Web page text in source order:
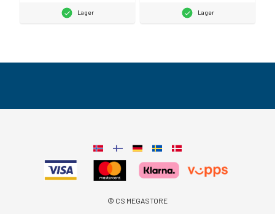
Lager Lager
© CS MEGASTORE